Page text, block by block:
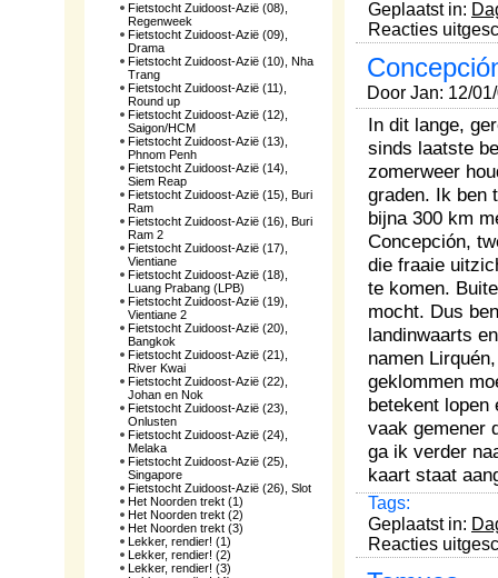
Fietstocht Zuidoost-Azië (08),
Regenweek
Fietstocht Zuidoost-Azië (09),
Drama
Fietstocht Zuidoost-Azië (10), Nha
Trang
Fietstocht Zuidoost-Azië (11),
Round up
Fietstocht Zuidoost-Azië (12),
Saigon/HCM
Fietstocht Zuidoost-Azië (13),
Phnom Penh
Fietstocht Zuidoost-Azië (14),
Siem Reap
Fietstocht Zuidoost-Azië (15), Buri
Ram
Fietstocht Zuidoost-Azië (16), Buri
Ram 2
Fietstocht Zuidoost-Azië (17),
Vientiane
Fietstocht Zuidoost-Azië (18),
Luang Prabang (LPB)
Fietstocht Zuidoost-Azië (19),
Vientiane 2
Fietstocht Zuidoost-Azië (20),
Bangkok
Fietstocht Zuidoost-Azië (21),
River Kwai
Fietstocht Zuidoost-Azië (22),
Johan en Nok
Fietstocht Zuidoost-Azië (23),
Onlusten
Fietstocht Zuidoost-Azië (24),
Melaka
Fietstocht Zuidoost-Azië (25),
Singapore
Fietstocht Zuidoost-Azië (26), Slot
Het Noorden trekt (1)
Het Noorden trekt (2)
Het Noorden trekt (3)
Lekker, rendier! (1)
Lekker, rendier! (2)
Lekker, rendier! (3)
Geplaatst in:
Reacties
Door Jan: 12/
In dit lange,
sinds laatste
zomerweer
graden. Ik ben
bijna 300 km
Concepción,
die fraaie
te komen.
mocht. Dus
landinwaarts
namen
geklommen
betekent lopen
vaak gemener
ga ik verder
kaart staat
Tags:
Geplaatst in:
Reacties